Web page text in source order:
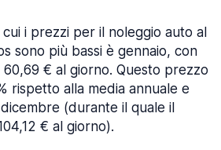
cui i prezzi per il noleggio auto al
sono più bassi è gennaio, con
€ al giorno. Questo prezzo
rispetto alla media annuale e
(durante il quale il
€ al giorno).